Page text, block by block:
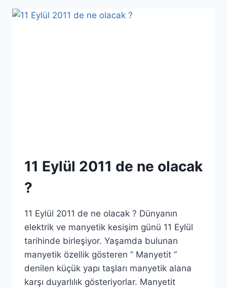
ÇEVRIM
11 Eylül 2011 de ne olacak
?
11 Eylül 2011 de ne olacak ? Dünyanın
elektrik ve manyetik kesişim günü 11 Eylül
tarihinde birleşiyor. Yaşamda bulunan
manyetik özellik gösteren ” Manyetit ”
denilen küçük yapı taşları manyetik alana
karşı duyarlılık gösteriyorlar. Manyetit